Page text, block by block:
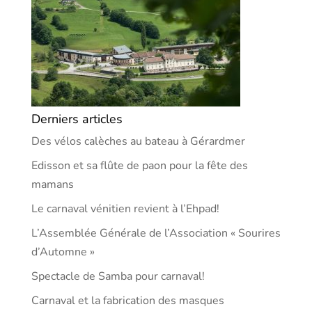
Derniers articles
Des vélos calèches au bateau à Gérardmer
Edisson et sa flûte de paon pour la fête des
mamans
Le carnaval vénitien revient à l’Ehpad!
L’Assemblée Générale de l’Association « Sourires
d’Automne »
Spectacle de Samba pour carnaval!
Carnaval et la fabrication des masques